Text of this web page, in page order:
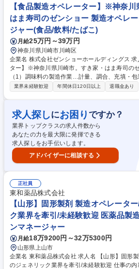
扱うメーカーの老舗企業。現状に満足すること
に応え、簡便なティーパックの開発や健康茶テ
の新しいチャレンジを続けています。 募集職種 【お茶の栽培・製茶加工/
未経験OK】農業へ参入する食品メーカー/人柄重
【食品製造オペレーター】※神奈川
はま寿司のゼンショー 製造オペレ
ジャー(食品/飲料/たばこ)
月給25万円～39万円
神奈川県川崎市川崎区
企業名 株式会社ゼンショーホールディングス 求人名 【食品製造オペレー
ター】※神奈川県川崎市。すき家・はま寿司のゼンショ
（1）調味料の製造作業…計量、調合、充填・
の作成と確認…正確に作業を行う為の帳票を発
フト管理や作業内容の調整など （4）生産管理
と製造計画の作成など （5）製造機械のメンテ
人の適性や経験を考慮しながら一つずつスキル
す。将来的には工場のマネジメントをお任せし
集職種 【食品製造オペレーター】※神奈川県川
ゼンショー
業界未経験歓迎 年間休日120日以上 退職金あり
求人探しにお困り ですか？
業界トップクラスの求人件数から
あなたの力を最大限に発揮できる
求人探しをお手伝いします。
アドバイザーに相談する
正社員
東和薬品株式会社
【山形】固形製剤 製造オペレータ
ク業界を牽引/未経験歓迎 医薬品製
ンマネージャー
月給18万9200円～32万5300円
山形県上山市
企業名 東和薬品株式会社 求人名 【山形】固形製剤 製造オペレーター/日本
のジェネリック業界を牽引/未経験歓迎 仕事の内容 ■医薬品の製造業務を